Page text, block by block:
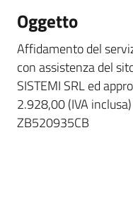
Oggetto
Affidamento del
con assistenza del
SISTEMI SRL ed
2.928,00 (IVA
ZB520935CB